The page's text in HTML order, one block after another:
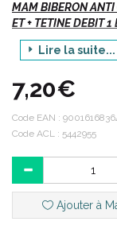
MAM BIBERON
ET + TETINE DEBIT
Le biberon est bleu
simple que d'
passage de l'
verre se fait de
Tous les contenants
offrent une grande
Lire la suite...
7,20€
Code EAN :
Code ACL : 5442955
Ajouter à